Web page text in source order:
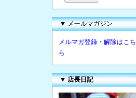
▼ メールマガジン
メルマガ登録・解除はこち
ら
▼ 店長日記